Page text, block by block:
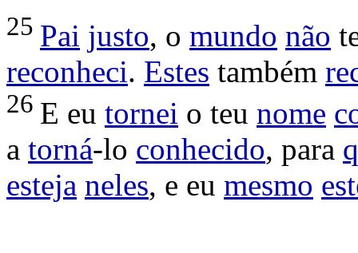
25 Pai justo, o mundo não
reconheci. Estes também
26 E eu tornei o teu nome
a torná-lo conhecido, para
esteja neles, e eu mesmo